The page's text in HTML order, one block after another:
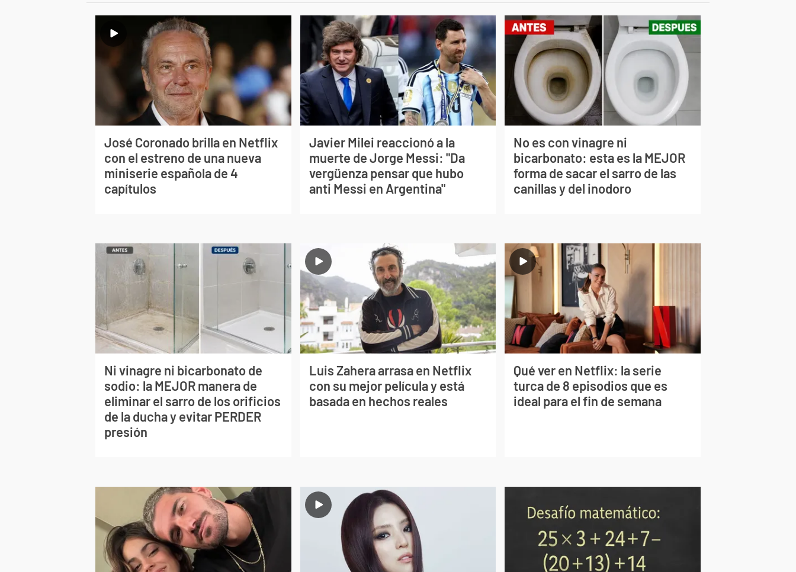
José Coronado brilla en Netflix
con el estreno de una nueva
miniserie española de 4
capítulos
Javier Milei reaccionó a la
muerte de Jorge Messi: "Da
vergüenza pensar que hubo
anti Messi en Argentina"
No es con vinagre ni
bicarbonato: esta es la MEJOR
forma de sacar el sarro de las
canillas y del inodoro
Ni vinagre ni bicarbonato de
sodio: la MEJOR manera de
eliminar el sarro de los orificios
de la ducha y evitar PERDER
presión
Luis Zahera arrasa en Netflix
con su mejor película y está
basada en hechos reales
Qué ver en Netflix: la serie
turca de 8 episodios que es
ideal para el fin de semana